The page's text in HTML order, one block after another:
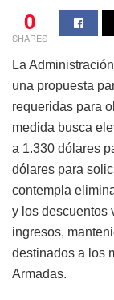
0
SHARES
La
una propuesta
requeridas para
medida busca
a 1.330 dólares
dólares para
contempla
y los descuentos
ingresos,
destinados a los
Armadas.